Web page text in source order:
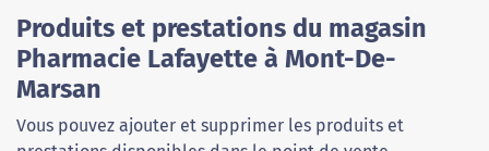
Produits et prestations du magasin
Pharmacie Lafayette à Mont-De-
Marsan
Vous pouvez ajouter et supprimer les produits et